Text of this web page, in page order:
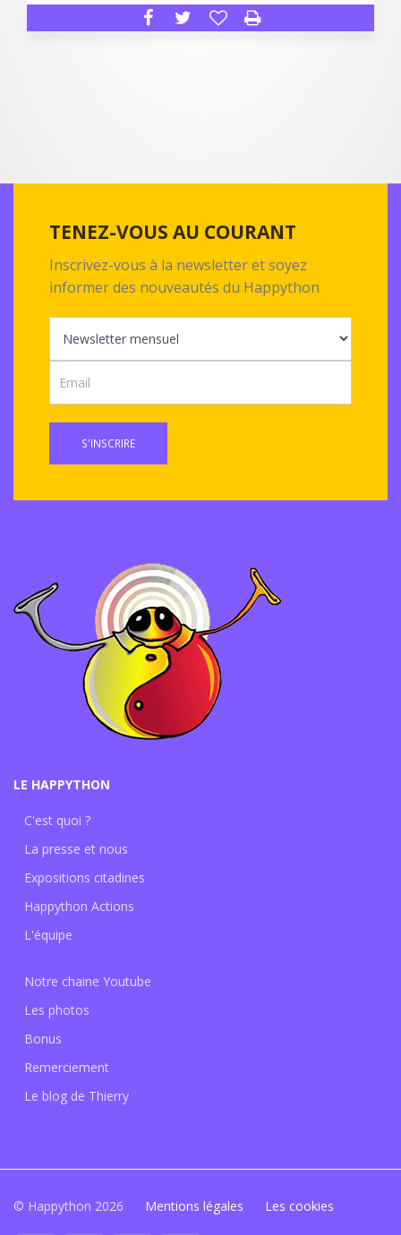
TENEZ-VOUS AU COURANT
Inscrivez-vous à la newsletter et soyez
informer des nouveautés du Happython
S'INSCRIRE
LE HAPPYTHON
C'est quoi ?
La presse et nous
Expositions citadines
Happython Actions
L'équipe
Notre chaine Youtube
Les photos
Bonus
Remerciement
Le blog de Thierry
© Happython 2026 Mentions légales Les cookies